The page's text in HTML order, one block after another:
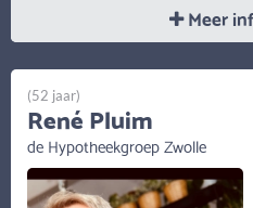
Meer
(52 jaar)
René Pluim
de Hypotheekgroep Zwolle